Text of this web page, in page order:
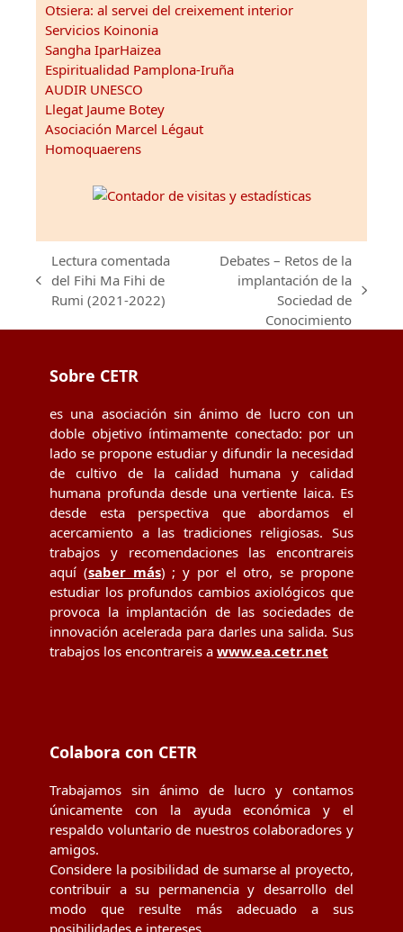
Otsiera: al servei del creixement interior
Servicios Koinonia
Sangha IparHaizea
Espiritualidad Pamplona-Iruña
AUDIR UNESCO
Llegat Jaume Botey
Asociación Marcel Légaut
Homoquaerens
previous
post:
Lectura comentada
del Fihi Ma Fihi de
Rumi (2021-2022)
Debates – Retos de la
implantación de la
Sociedad de
Conocimiento
Sobre CETR
es una asociación sin ánimo de lucro con un
doble objetivo íntimamente conectado: por un
lado se propone estudiar y difundir la necesidad
de cultivo de la calidad humana y calidad
humana profunda desde una vertiente laica. Es
desde esta perspectiva que abordamos el
acercamiento a las tradiciones religiosas. Sus
trabajos y recomendaciones las encontrareis
aquí (saber más) ; y por el otro, se propone
estudiar los profundos cambios axiológicos que
provoca la implantación de las sociedades de
innovación acelerada para darles una salida. Sus
trabajos los encontrareis a www.ea.cetr.net
Colabora con CETR
Trabajamos sin ánimo de lucro y contamos
únicamente con la ayuda económica y el
respaldo voluntario de nuestros colaboradores y
amigos.
Considere la posibilidad de sumarse al proyecto,
contribuir a su permanencia y desarrollo del
modo que resulte más adecuado a sus